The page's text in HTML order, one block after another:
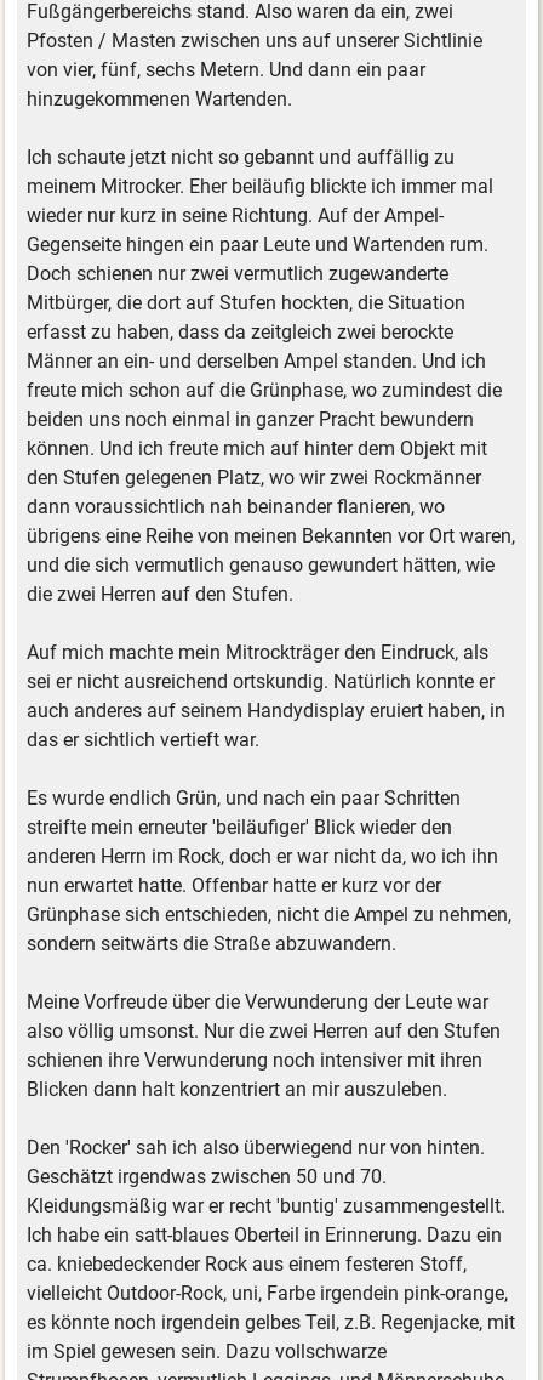
Fußgängerbereichs stand. Also waren da ein, zwei
Pfosten / Masten zwischen uns auf unserer Sichtlinie
von vier, fünf, sechs Metern. Und dann ein paar
hinzugekommenen Wartenden.
Ich schaute jetzt nicht so gebannt und auffällig zu
meinem Mitrocker. Eher beiläufig blickte ich immer mal
wieder nur kurz in seine Richtung. Auf der Ampel-
Gegenseite hingen ein paar Leute und Wartenden rum.
Doch schienen nur zwei vermutlich zugewanderte
Mitbürger, die dort auf Stufen hockten, die Situation
erfasst zu haben, dass da zeitgleich zwei berockte
Männer an ein- und derselben Ampel standen. Und ich
freute mich schon auf die Grünphase, wo zumindest die
beiden uns noch einmal in ganzer Pracht bewundern
können. Und ich freute mich auf hinter dem Objekt mit
den Stufen gelegenen Platz, wo wir zwei Rockmänner
dann voraussichtlich nah beinander flanieren, wo
übrigens eine Reihe von meinen Bekannten vor Ort waren,
und die sich vermutlich genauso gewundert hätten, wie
die zwei Herren auf den Stufen.
Auf mich machte mein Mitrockträger den Eindruck, als
sei er nicht ausreichend ortskundig. Natürlich konnte er
auch anderes auf seinem Handydisplay eruiert haben, in
das er sichtlich vertieft war.
Es wurde endlich Grün, und nach ein paar Schritten
streifte mein erneuter 'beiläufiger' Blick wieder den
anderen Herrn im Rock, doch er war nicht da, wo ich ihn
nun erwartet hatte. Offenbar hatte er kurz vor der
Grünphase sich entschieden, nicht die Ampel zu nehmen,
sondern seitwärts die Straße abzuwandern.
Meine Vorfreude über die Verwunderung der Leute war
also völlig umsonst. Nur die zwei Herren auf den Stufen
schienen ihre Verwunderung noch intensiver mit ihren
Blicken dann halt konzentriert an mir auszuleben.
Den 'Rocker' sah ich also überwiegend nur von hinten.
Geschätzt irgendwas zwischen 50 und 70.
Kleidungsmäßig war er recht 'buntig' zusammengestellt.
Ich habe ein satt-blaues Oberteil in Erinnerung. Dazu ein
ca. kniebedeckender Rock aus einem festeren Stoff,
vielleicht Outdoor-Rock, uni, Farbe irgendein pink-orange,
es könnte noch irgendein gelbes Teil, z.B. Regenjacke, mit
im Spiel gewesen sein. Dazu vollschwarze